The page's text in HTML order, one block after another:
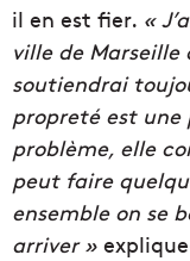
il en est fier. «
ville de
soutiendrai
propreté est une
problème, elle
peut faire
ensemble on se
arriver »